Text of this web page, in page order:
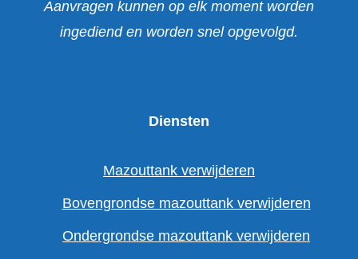
Aanvragen kunnen op elk moment worden
ingediend en worden snel opgevolgd.
Diensten
Mazouttank verwijderen
Bovengrondse mazouttank verwijderen
Ondergrondse mazouttank verwijderen